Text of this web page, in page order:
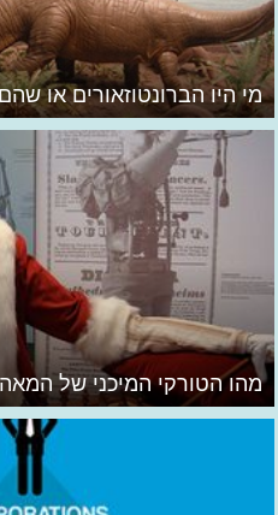
מי היו הברונטוזאורים או
מהו הטורקי המיכני של המאה